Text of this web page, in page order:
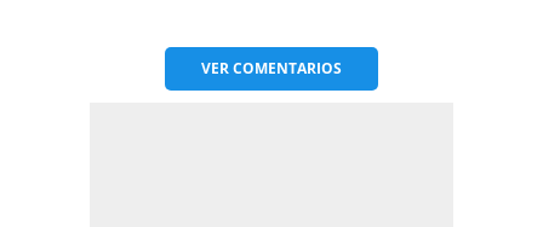
VERCOMENTARIOS